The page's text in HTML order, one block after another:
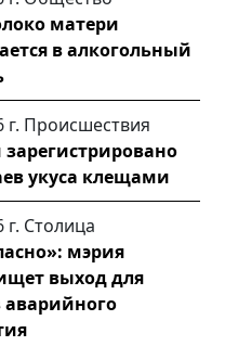
матери
в алкогольный
г. Происшествия
укуса клещами
г. Столица
мэрия
выход для